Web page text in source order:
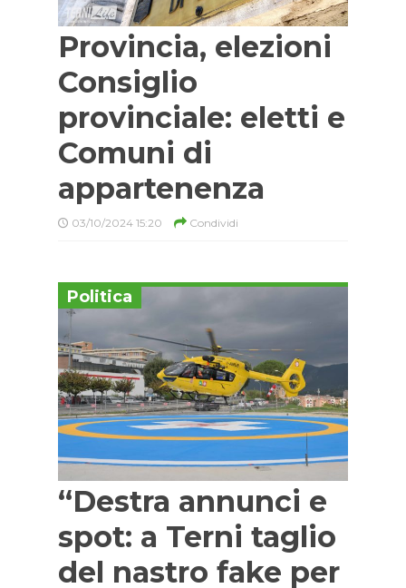
Provincia, elezioni
Consiglio
provinciale: eletti e
Comuni di
appartenenza
03/10/2024 15:20 Condividi
Politica
“Destra annunci e
spot: a Terni taglio
del nastro fake per